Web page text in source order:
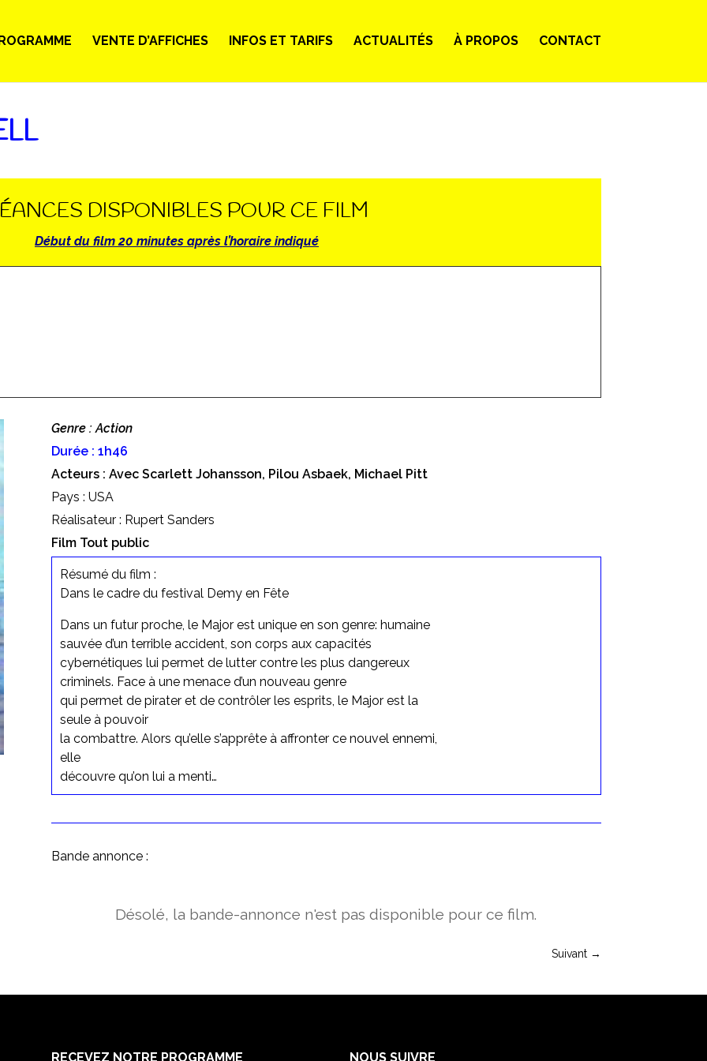
VENTE D’AFFICHES INFOS ET TARIFS ACTUALITÉS À PROPOS CONTACT
DISPONIBLES POUR CE FILM
Début du film 20 minutes après l’horaire indiqué
Genre : Action
Durée : 1h46
Acteurs : Avec Scarlett Johansson, Pilou Asbaek, Michael Pitt
Pays : USA
Réalisateur : Rupert Sanders
Film Tout public
Résumé du film :
Dans le cadre du festival Demy en Fête
Dans un futur proche, le Major est unique en son genre: humaine
sauvée d’un terrible accident, son corps aux capacités
cybernétiques lui permet de lutter contre les plus dangereux
criminels. Face à une menace d’un nouveau genre
qui permet de pirater et de contrôler les esprits, le Major est la
seule à pouvoir
la combattre. Alors qu’elle s’apprête à affronter ce nouvel ennemi,
elle
découvre qu’on lui a menti…
Bande annonce :
Désolé, la bande-annonce n'est pas disponible pour ce film.
Suivant→
RECEVEZ NOTRE PROGRAMME NOUS SUIVRE